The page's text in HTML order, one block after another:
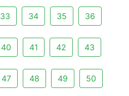
33 34 35 36
40 41 42 43
47 48 49 50